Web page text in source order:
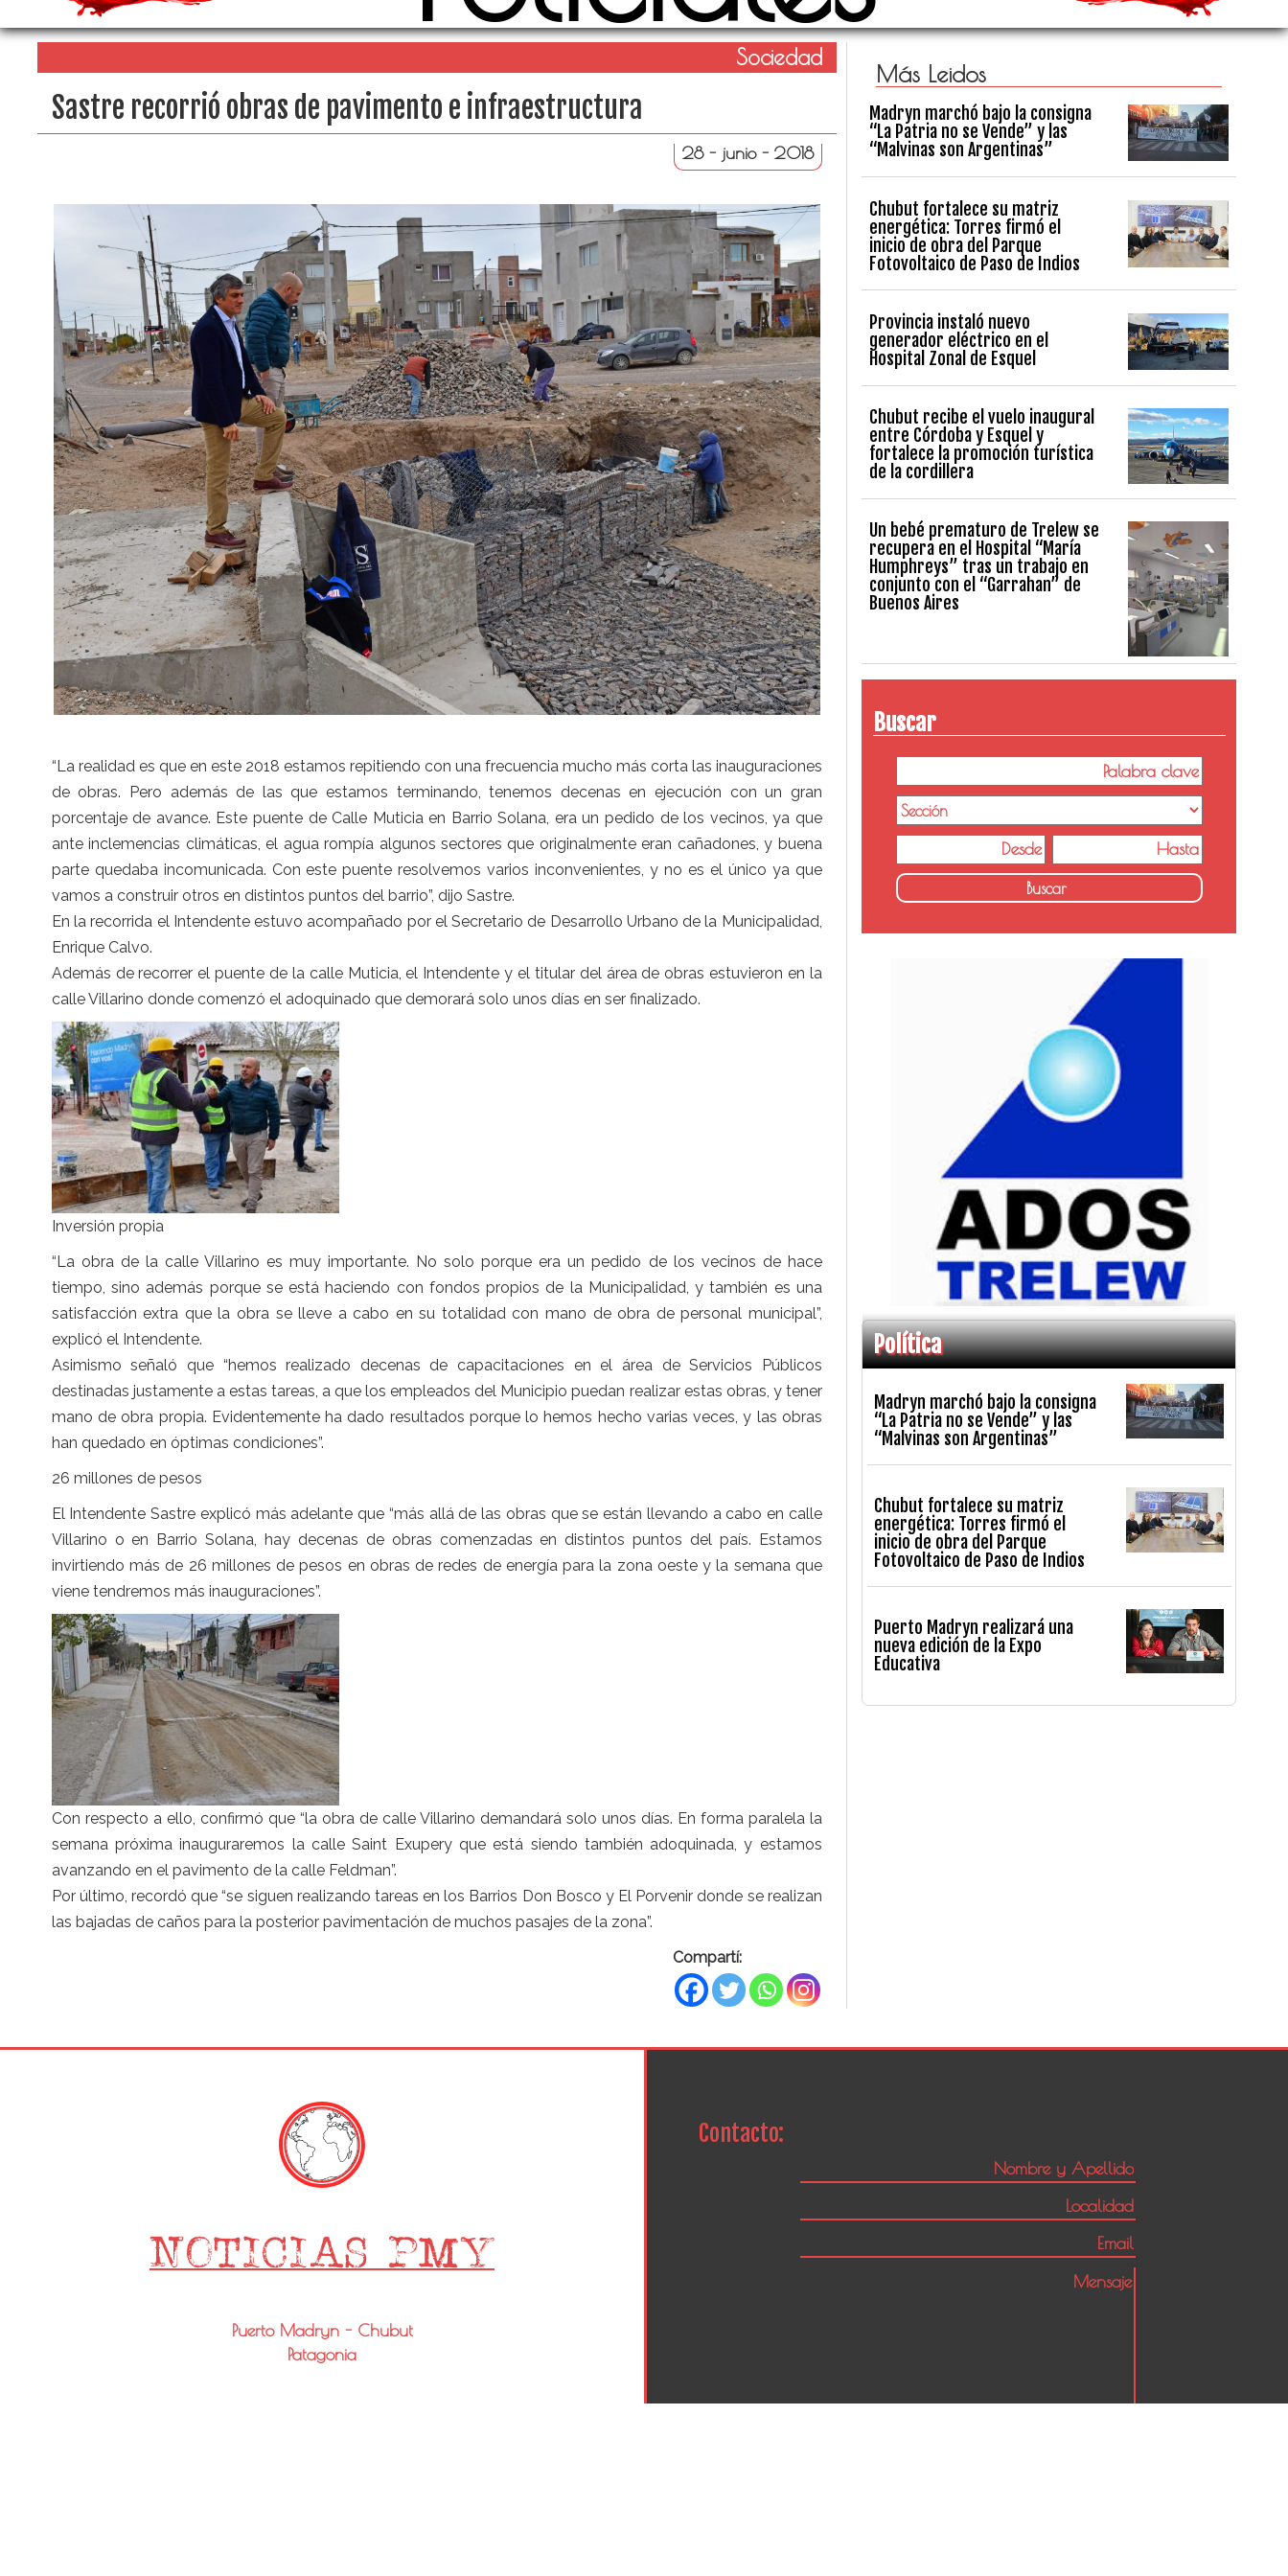
Sociedad
Sastre recorrió obras de pavimento e infraestructura
28 - junio - 2018
“La realidad es que en este 2018 estamos repitiendo con una frecuencia mucho más corta las inauguraciones
de obras. Pero además de las que estamos terminando, tenemos decenas en ejecución con un gran
porcentaje de avance. Este puente de Calle Muticia en Barrio Solana, era un pedido de los vecinos, ya que
ante inclemencias climáticas, el agua rompía algunos sectores que originalmente eran cañadones, y buena
parte quedaba incomunicada. Con este puente resolvemos varios inconvenientes, y no es el único ya que
vamos a construir otros en distintos puntos del barrio”, dijo Sastre.
En la recorrida el Intendente estuvo acompañado por el Secretario de Desarrollo Urbano de la Municipalidad,
Enrique Calvo.
Además de recorrer el puente de la calle Muticia, el Intendente y el titular del área de obras estuvieron en la
calle Villarino donde comenzó el adoquinado que demorará solo unos días en ser finalizado.
Inversión propia
“La obra de la calle Villarino es muy importante. No solo porque era un pedido de los vecinos de hace
tiempo, sino además porque se está haciendo con fondos propios de la Municipalidad, y también es una
satisfacción extra que la obra se lleve a cabo en su totalidad con mano de obra de personal municipal”,
explicó el Intendente.
Asimismo señaló que “hemos realizado decenas de capacitaciones en el área de Servicios Públicos
destinadas justamente a estas tareas, a que los empleados del Municipio puedan realizar estas obras, y tener
mano de obra propia. Evidentemente ha dado resultados porque lo hemos hecho varias veces, y las obras
han quedado en óptimas condiciones”.
26 millones de pesos
El Intendente Sastre explicó más adelante que “más allá de las obras que se están llevando a cabo en calle
Villarino o en Barrio Solana, hay decenas de obras comenzadas en distintos puntos del país. Estamos
invirtiendo más de 26 millones de pesos en obras de redes de energía para la zona oeste y la semana que
viene tendremos más inauguraciones”.
Con respecto a ello, confirmó que “la obra de calle Villarino demandará solo unos días. En forma paralela la
semana próxima inauguraremos la calle Saint Exupery que está siendo también adoquinada, y estamos
avanzando en el pavimento de la calle Feldman”.
Por último, recordó que “se siguen realizando tareas en los Barrios Don Bosco y El Porvenir donde se realizan
las bajadas de caños para la posterior pavimentación de muchos pasajes de la zona”.
Compartí:
Más Leidos
Madryn marchó bajo la consigna
“La Patria no se Vende” y las
“Malvinas son Argentinas”
Chubut fortalece su matriz
energética: Torres firmó el
inicio de obra del Parque
Fotovoltaico de Paso de Indios
Provincia instaló nuevo
generador eléctrico en el
Hospital Zonal de Esquel
Chubut recibe el vuelo inaugural
entre Córdoba y Esquel y
fortalece la promoción turística
de la cordillera
Un bebé prematuro de Trelew se
recupera en el Hospital “María
Humphreys” tras un trabajo en
conjunto con el “Garrahan” de
Buenos Aires
Buscar
Política
Madryn marchó bajo la consigna
“La Patria no se Vende” y las
“Malvinas son Argentinas”
Chubut fortalece su matriz
energética: Torres firmó el
inicio de obra del Parque
Fotovoltaico de Paso de Indios
Puerto Madryn realizará una
nueva edición de la Expo
Educativa
Puerto Madryn - Chubut
Patagonia
Contacto: